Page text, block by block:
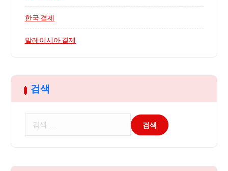
한국 결제
말레이시아 결제
검색